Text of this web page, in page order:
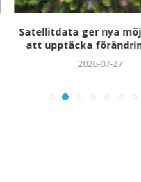
Satellitdata ger nya
att upptäcka
2026-07-27